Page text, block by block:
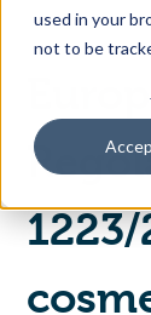
used in your
not to be
Contact Us
Access
Search